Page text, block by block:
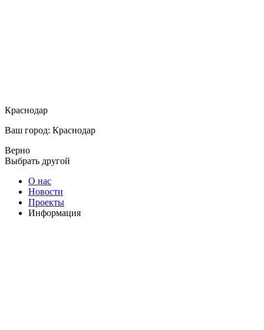
Краснодар
Ваш город: Краснодар
Верно
Выбрать другой
О нас
Новости
Проекты
Информация